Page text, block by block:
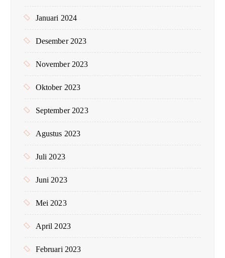
Januari 2024
Desember 2023
November 2023
Oktober 2023
September 2023
Agustus 2023
Juli 2023
Juni 2023
Mei 2023
April 2023
Februari 2023